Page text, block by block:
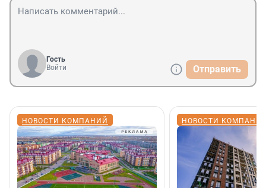
Гость
Войти
Отправить
НОВОСТИ КОМПАНИЙ НОВОСТИ